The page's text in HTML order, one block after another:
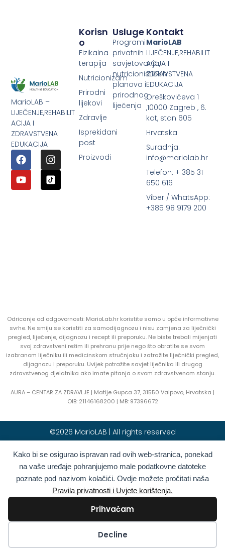
Kako bi se osigurao ispravan rad ovih web-stranica, ponekad
na vaše uređaje pohranjujemo male podatkovne datoteke
poznate pod nazivom kolačići. Ovdje možete pročitati naša
Pravila privatnosti i Uvjete korištenja.
Prihvaćam
Decline
MarioLAB –
LIJEČENJE,REHABILIT
ACIJA I
ZDRAVSTVENA
EDUKACIJA
Usluge
Programi
privatnih
savjetovanja,
nutricionističkih
planova i
prirodnog
liječenja
Korisn
O
Fizikalna
terapija
Nutricionizam
Prirodni
lijekovi
Zdravlje
Isprekidani
post
Proizvodi
Kontakt
MarioLAB
LIJEČENJE,REHABILIT
ACIJA I
ZDRAVSTVENA
EDUKACIJA
Oreškovićeva 1
,10000 Zagreb , 6.
kat, stan 605
Hrvatska
Suradnja:
info@mariolab.hr
Telefon: + 385 31
650 616
Viber / WhatsApp:
+385 98 9179 200
Odricanje od odgovornosti: MarioLab.hr koristite samo u opće informativne
svrhe. Ne smiju se koristiti za samodijagnozu i nisu zamjena za liječnički
pregled, liječenje, dijagnozu i recept ili preporuku. Ne biste trebali mijenjati
svoj zdravstveni režim ili prehranu prije nego što obratite se svom
izabranom liječniku ili medicinskom stručnjaku i zatražite liječnički pregled,
dijagnozu i preporuku. Uvijek potražite savjet liječnika ili drugog
zdravstvenog djelatnika ako imate pitanja o svom zdravstvenom stanju.
AURA – CENTAR ZA ZDRAVLJE | Matije Gupca 37, 31550 Valpovo, Hrvatska |
OIB: 21146168200 | MB: 97396672
©2026 MarioLAB | All rights reserved
Hrvatski English(Engleski)
Deutsch(Njemački) Polski(Poljski)
Română(Rumunjski) Italiano( Talijanski)
Български(Bugarski) Français(Francuski)
Grčki) Slovenčina